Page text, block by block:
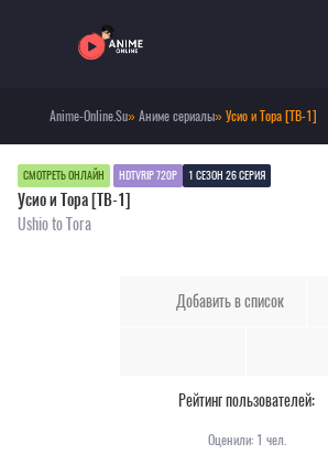
Anime-Online.Su»Аниме сериалы» Усио и Тора [ТВ-1]
СМОТРЕТЬ ОНЛАЙН HDTVRIP 720P 1 СЕЗОН 26 СЕРИЯ
Усио и Тора [ТВ-1]
Ushio to Tora
Добавить в список
Рейтинг пользователей:
Оценили: 1 чел.